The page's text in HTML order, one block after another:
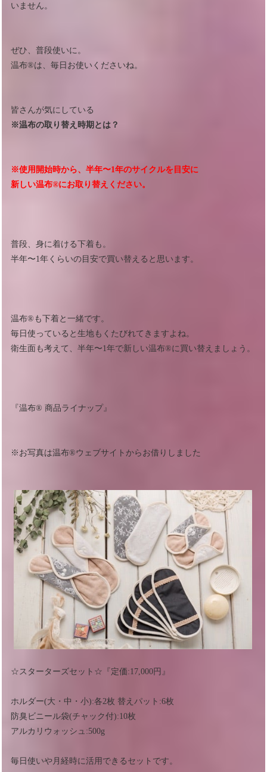
いません。
ぜひ、普段使いに。
温布®︎は、毎日お使いくださいね。
皆さんが気にしている
※温布の取り替え時期とは？
※使用開始時から、半年〜1年のサイクルを目安に
新しい温布®︎にお取り替えください。
普段、身に着ける下着も。
半年〜1年くらいの目安で買い替えると思います。
温布®︎も下着と一緒です。
毎日使っていると生地もくたびれてきますよね。
衛生面も考えて、半年〜1年で新しい温布®︎に買い替えましょう。
『温布®︎ 商品ライナップ』
※お写真は温布®︎ウェブサイトからお借りしました
☆スターターズセット☆『定価:17,000円』
ホルダー(大・中・小):各2枚 替えパット:6枚
防臭ビニール袋(チャック付):10枚
アルカリウォッシュ:500g
毎日使いや月経時に活用できるセットです。